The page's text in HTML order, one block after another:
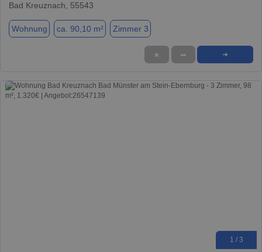
Bad Kreuznach, 55543
Wohnung ca. 90,10 m² Zimmer 3
★ ➦ ➜
1 / 3